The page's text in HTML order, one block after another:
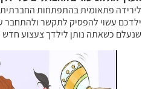
לירידה פתאומית בהתפתחות החברתית
ילדכם עשוי להפסיק לתקשר ולהתחבר
שנעלם כשאתה נותן לילדך צעצוע